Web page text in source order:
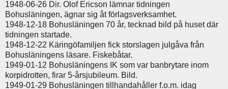
1948-06-26 Dir. Olof Ericson lämnar tidningen
Bohusläningen, ägnar sig åt förlagsverksamhet.
1948-12-18 Bohusläningen 70 år, tecknad bild på huset där
tidningen startade.
1948-12-22 Käringöfamiljen fick storslagen julgåva från
Bohusläningens läsare. Fiskebåtar.
1949-01-12 Bohusläningens IK som var banbrytare inom
korpidrotten, firar 5-årsjubileum. Bild.
1949-01-29 Bohusläningen tillhandahåller f.o.m. idag